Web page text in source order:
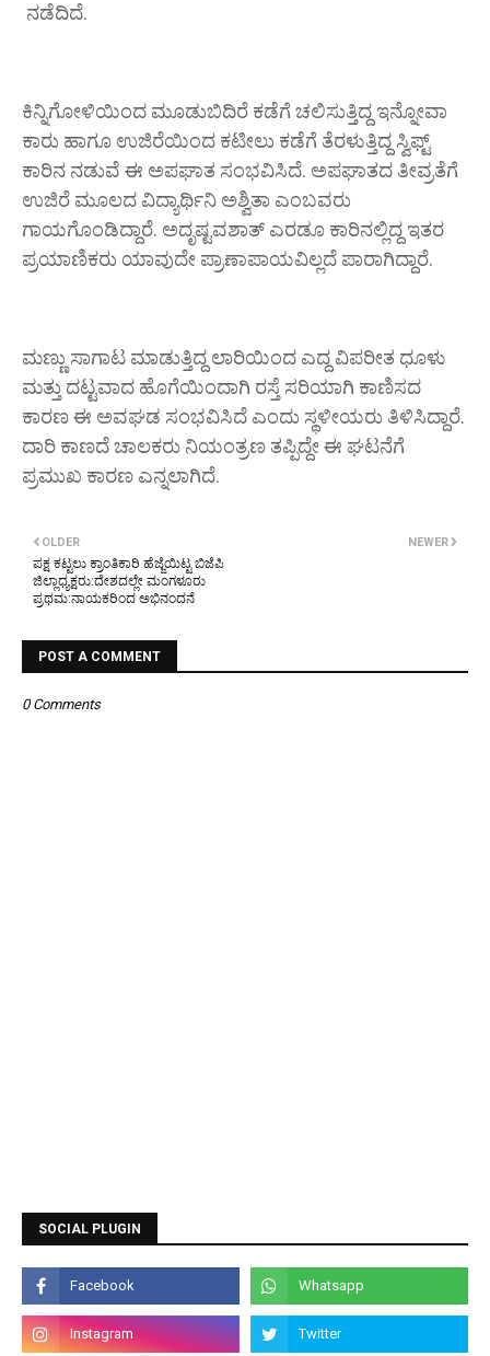
ನಡೆದಿದೆ.
ಕಿನ್ನಿಗೋಳಿಯಿಂದ ಮೂಡುಬಿದಿರೆ ಕಡೆಗೆ ಚಲಿಸುತ್ತಿದ್ದ ಇನ್ನೋವಾ
ಕಾರು ಹಾಗೂ ಉಜಿರೆಯಿಂದ ಕಟೀಲು ಕಡೆಗೆ ತೆರಳುತ್ತಿದ್ದ ಸ್ವಿಫ್ಟ್
ಕಾರಿನ ನಡುವೆ ಈ ಅಪಘಾತ ಸಂಭವಿಸಿದೆ. ಅಪಘಾತದ ತೀವ್ರತೆಗೆ
ಉಜಿರೆ ಮೂಲದ ವಿದ್ಯಾರ್ಥಿನಿ ಅಶ್ವಿತಾ ಎಂಬವರು
ಗಾಯಗೊಂಡಿದ್ದಾರೆ. ಅದೃಷ್ಟವಶಾತ್ ಎರಡೂ ಕಾರಿನಲ್ಲಿದ್ದ ಇತರ
ಪ್ರಯಾಣಿಕರು ಯಾವುದೇ ಪ್ರಾಣಾಪಾಯವಿಲ್ಲದೆ ಪಾರಾಗಿದ್ದಾರೆ.
ಮಣ್ಣು ಸಾಗಾಟ ಮಾಡುತ್ತಿದ್ದ ಲಾರಿಯಿಂದ ಎದ್ದ ವಿಪರೀತ ಧೂಳು
ಮತ್ತು ದಟ್ಟವಾದ ಹೊಗೆಯಿಂದಾಗಿ ರಸ್ತೆ ಸರಿಯಾಗಿ ಕಾಣಿಸದ
ಕಾರಣ ಈ ಅವಘಡ ಸಂಭವಿಸಿದೆ ಎಂದು ಸ್ಥಳೀಯರು ತಿಳಿಸಿದ್ದಾರೆ.
ದಾರಿ ಕಾಣದೆ ಚಾಲಕರು ನಿಯಂತ್ರಣ ತಪ್ಪಿದ್ದೇ ಈ ಘಟನೆಗೆ
ಪ್ರಮುಖ ಕಾರಣ ಎನ್ನಲಾಗಿದೆ.
NEWER
OLDER
ಪಕ್ಷ ಕಟ್ಟಲು ಕ್ರಾಂತಿಕಾರಿ ಹೆಜ್ಜೆಯಿಟ್ಟ ಬಿಜೆಪಿ
ಜಿಲ್ಲಾಧ್ಯಕ್ಷರು:ದೇಶದಲ್ಲೇ ಮಂಗಳೂರು
ಪ್ರಥಮ:ನಾಯಕರಿಂದ ಅಭಿನಂದನೆ
POST A COMMENT
0 Comments
SOCIAL PLUGIN